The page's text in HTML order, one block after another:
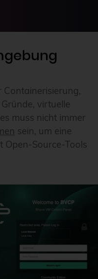
virtuelle
muss nicht immer
sein, um eine
Open-Source-Tools